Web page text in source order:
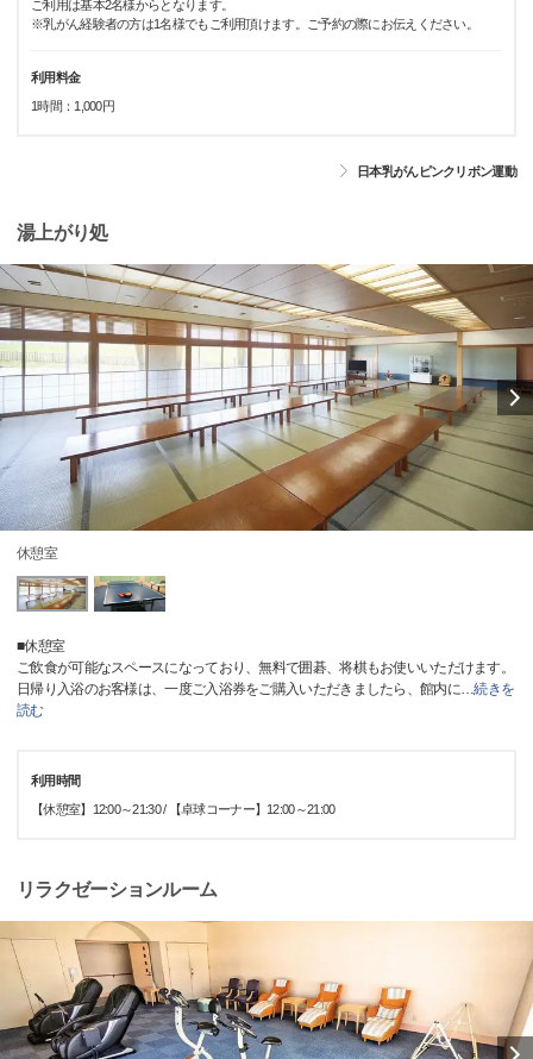
ご利用は基本2名様からとなります。
※乳がん経験者の方は1名様でもご利用頂けます。ご予約の際にお伝えください。
利用料金
1時間：1,000円
日本乳がんピンクリボン運動
湯上がり処
休憩室
■休憩室
ご飲食が可能なスペースになっており、無料で囲碁、将棋もお使いいただけます。
日帰り入浴のお客様は、一度ご入浴券をご購入いただきましたら、館内に…続きを
読む
利用時間
【休憩室】12:00～21:30 / 【卓球コーナー】12:00～21:00
リラクゼーションルーム